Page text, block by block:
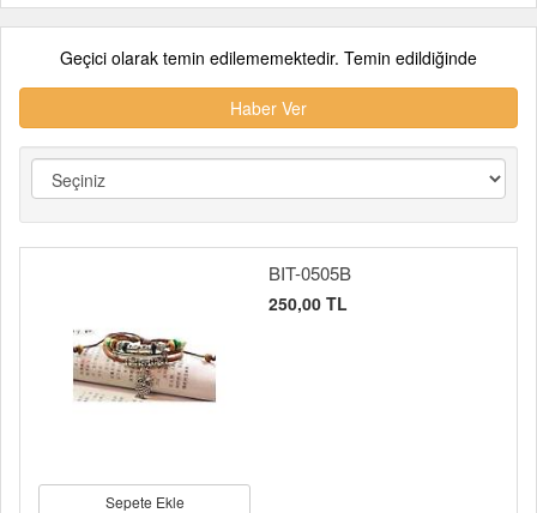
Geçici olarak temin edilememektedir. Temin edildiğinde
Haber Ver
Sepete Ekle
BIT-0505B
250,00 TL